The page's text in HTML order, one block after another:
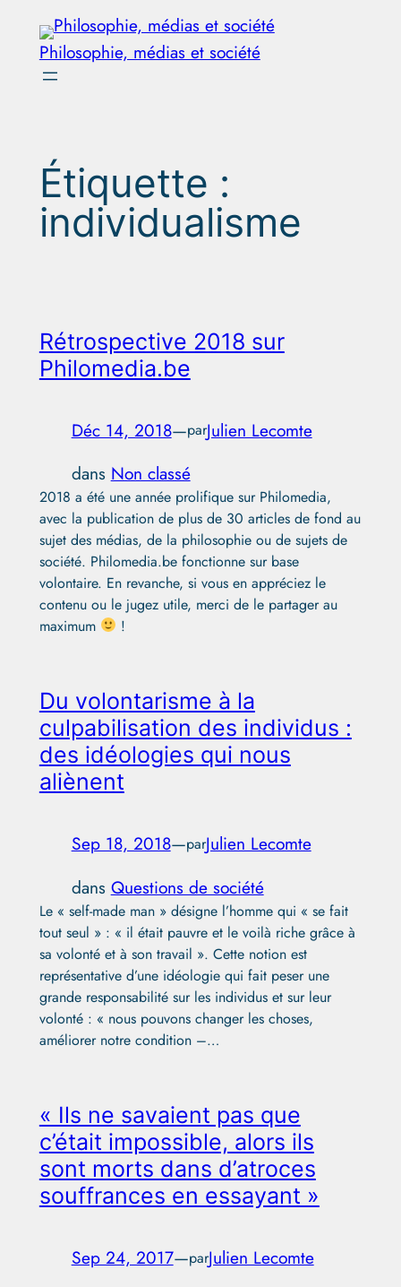
Aller
contenu
Philosophie, médias et société
Étiquette :
individualisme
Rétrospective 2018 sur
Philomedia.be
Déc 14, 2018—parJulien Lecomte
dans Non classé
2018 a été une année prolifique sur Philomedia,
avec la publication de plus de 30 articles de fond au
sujet des médias, de la philosophie ou de sujets de
société. Philomedia.be fonctionne sur base
volontaire. En revanche, si vous en appréciez le
contenu ou le jugez utile, merci de le partager au
maximum
!
Du volontarisme à la
culpabilisation des individus :
des idéologies qui nous
aliènent
Sep 18, 2018—parJulien Lecomte
dans Questions de société
Le « self-made man » désigne l’homme qui « se fait
tout seul » : « il était pauvre et le voilà riche grâce à
sa volonté et à son travail ». Cette notion est
représentative d’une idéologie qui fait peser une
grande responsabilité sur les individus et sur leur
volonté : « nous pouvons changer les choses,
améliorer notre condition –…
« Ils ne savaient pas que
c’était impossible, alors ils
sont morts dans d’atroces
souffrances en essayant »
Sep 24, 2017—parJulien Lecomte